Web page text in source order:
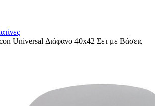
Universal Διάφανο 40x42 Σετ με Βάσεις